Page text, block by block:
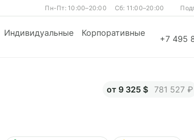
Пн-Пт: 10:00–20:00 Сб: 11:00–20:00
Индивидуальные Корпоративные
+7 495
от 9 325 $ 781 527 ₽